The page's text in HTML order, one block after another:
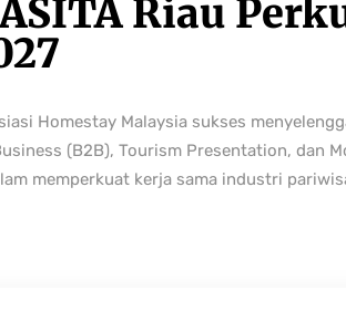
Riau
Homestay Malaysia sukses
(B2B), Tourism Presentation, dan
memperkuat kerja sama industri